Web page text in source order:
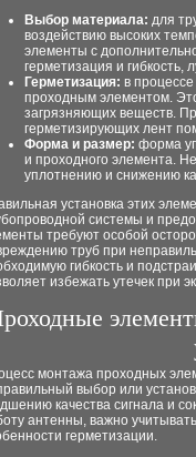
Выбор материала: для
воздействию высоких
элементы с
герметизация и
Герметизация: в
проходным элементом.
загрязняющих веществ.
герметизирующих лент
Форма и размер: форма
и проходного элемента.
уплотнению и снижению
установка этих
системы и
требуют особой
труб при
гибкость и
избежать утечек при
монтажа проходных
выбор или
качества сигнала и
антенны, важно
герметизации.